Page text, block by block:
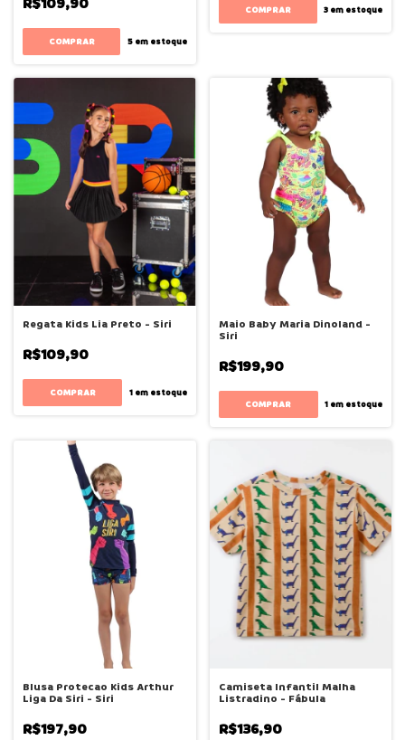
COMPRAR 5em estoque
COMPRAR 3 em estoque
Regata Kids Lia Preto - Siri
R$109,90
COMPRAR 1em estoque
Maio Baby Maria Dinoland -
Siri
R$199,90
COMPRAR 1 em estoque
Blusa Protecao Kids Arthur
Liga Da Siri - Siri
R$197,90
Camiseta Infantil Malha
Listradino - Fábula
R$136,90